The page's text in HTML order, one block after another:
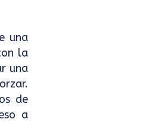
una
la
una
de
a